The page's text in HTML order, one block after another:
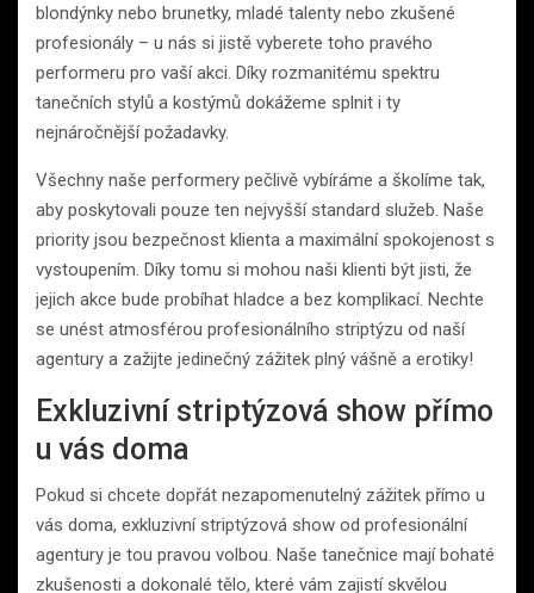
blondýnky nebo brunetky, mladé talenty nebo zkušené
profesionály – u nás si jistě vyberete toho pravého
performeru pro vaší akci. Díky rozmanitému spektru
tanečních stylů a kostýmů dokážeme splnit i ty
nejnáročnější požadavky.
Všechny naše performery pečlivě vybíráme a školíme tak,
aby poskytovali pouze ten nejvyšší standard služeb. Naše
priority jsou bezpečnost klienta a maximální spokojenost s
vystoupením. Díky tomu si mohou naši klienti být jisti, že
jejich akce bude probíhat hladce a bez komplikací. Nechte
se unést atmosférou profesionálního striptýzu od naší
agentury a zažijte jedinečný zážitek plný vášně a erotiky!
Exkluzivní striptýzová show přímo
u vás doma
Pokud si chcete dopřát nezapomenutelný zážitek přímo u
vás doma, exkluzivní striptýzová show od profesionální
agentury je tou pravou volbou. Naše tanečnice mají bohaté
zkušenosti a dokonalé tělo, které vám zajistí skvělou